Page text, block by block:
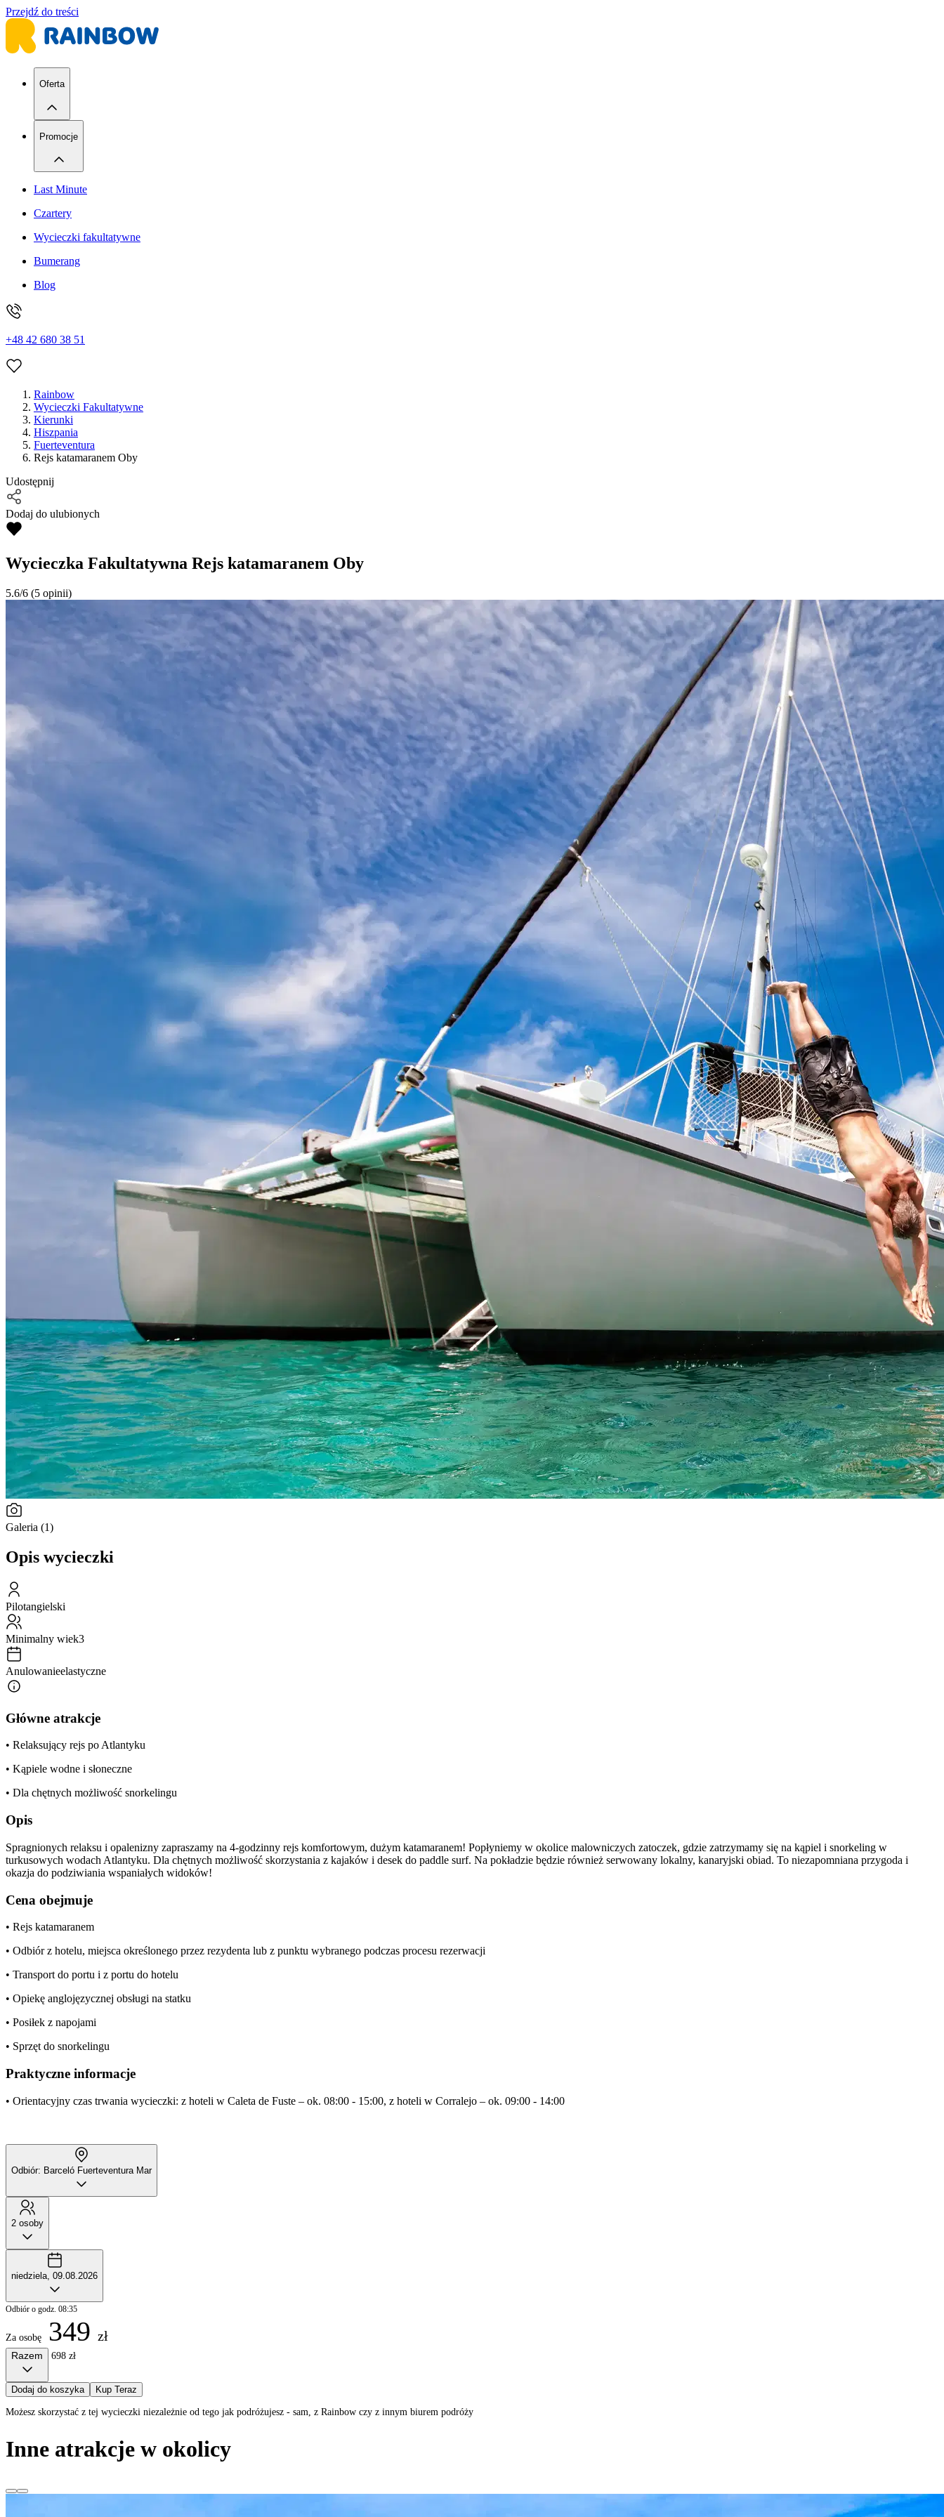
Przejdź do treści
Oferta
Promocje
Last Minute
Czartery
Wycieczki fakultatywne
Bumerang
Blog
+48 42 680 38 51
Rainbow
Wycieczki Fakultatywne
Kierunki
Hiszpania
Fuerteventura
Rejs katamaranem Oby
Udostępnij
Dodaj do ulubionych
Wycieczka Fakultatywna Rejs katamaranem Oby
5.6/6 (5 opinii)
Galeria (1)
Opis wycieczki
Pilotangielski
Minimalny wiek3
Anulowanieelastyczne
Główne atrakcje
• Relaksujący rejs po Atlantyku
• Kąpiele wodne i słoneczne
• Dla chętnych możliwość snorkelingu
Opis
Spragnionych relaksu i opalenizny zapraszamy na 4-godzinny rejs komfortowym, dużym katamaranem! Popłyniemy w okolice malowniczych zatoczek, gdzie zatrzymamy się na kąpiel i snorkeling w
turkusowych wodach Atlantyku. Dla chętnych możliwość skorzystania z kajaków i desek do paddle surf. Na pokładzie będzie również serwowany lokalny, kanaryjski obiad. To niezapomniana przygoda i
okazja do podziwiania wspaniałych widoków!
Cena obejmuje
• Rejs katamaranem
• Odbiór z hotelu, miejsca określonego przez rezydenta lub z punktu wybranego podczas procesu rezerwacji
• Transport do portu i z portu do hotelu
• Opiekę anglojęzycznej obsługi na statku
• Posiłek z napojami
• Sprzęt do snorkelingu
Praktyczne informacje
• Orientacyjny czas trwania wycieczki: z hoteli w Caleta de Fuste – ok. 08:00 - 15:00, z hoteli w Corralejo – ok. 09:00 - 14:00
Odbiór: Barceló Fuerteventura Mar
2 osoby
niedziela, 09.08.2026
Odbiór o godz. 08:35
Za osobę 349 zł
Razem 698 zł
Dodaj do koszyka Kup Teraz
Możesz skorzystać z tej wycieczki niezależnie od tego jak podróżujesz - sam, z Rainbow czy z innym biurem podróży
Inne atrakcje w okolicy